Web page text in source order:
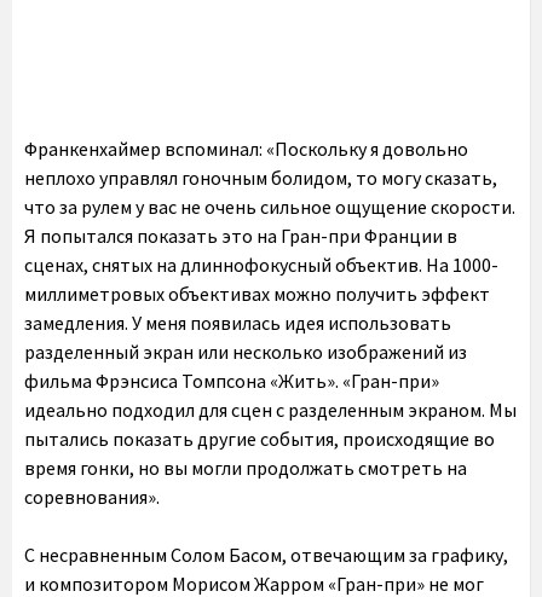
Франкенхаймер вспоминал: «Поскольку я довольно
неплохо управлял гоночным болидом, то могу сказать,
что за рулем у вас не очень сильное ощущение скорости.
Я попытался показать это на Гран-при Франции в
сценах, снятых на длиннофокусный объектив. На 1000-
миллиметровых объективах можно получить эффект
замедления. У меня появилась идея использовать
разделенный экран или несколько изображений из
фильма Фрэнсиса Томпсона «Жить». «Гран-при»
идеально подходил для сцен с разделенным экраном. Мы
пытались показать другие события, происходящие во
время гонки, но вы могли продолжать смотреть на
соревнования».
С несравненным Солом Басом, отвечающим за графику,
и композитором Морисом Жарром «Гран-при» не мог